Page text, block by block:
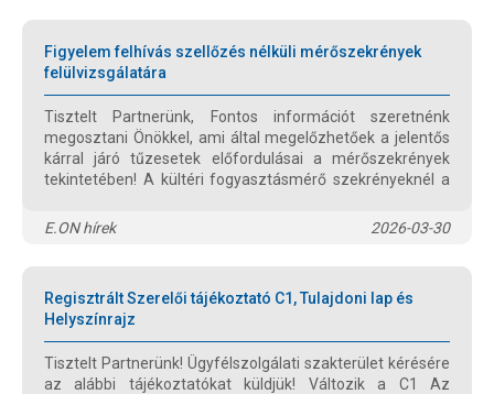
ellátási területére vonatkozóan is jogosultak lesznek 2026.
július 1.-től ajánlott szerelői tevékenységet végezni. Ezért
most nem kell külön jelentkezniük.
Figyelem felhívás szellőzés nélküli mérőszekrények
felülvizsgálatára
Tisztelt Partnerünk, Fontos információt szeretnénk
megosztani Önökkel, ami által megelőzhetőek a jelentős
kárral járó tűzesetek előfordulásai a mérőszekrények
tekintetében! A kültéri fogyasztásmérő szekrényeknél a
eredményezhet, ami különösen a tokozatos szekrények
E.ON hírek 2026-03-30
Regisztrált Szerelői tájékoztató C1, Tulajdoni lap és
Helyszínrajz
Tisztelt Partnerünk! Ügyfélszolgálati szakterület kérésére
az alábbi tájékoztatókat küldjük! Változik a C1 Az